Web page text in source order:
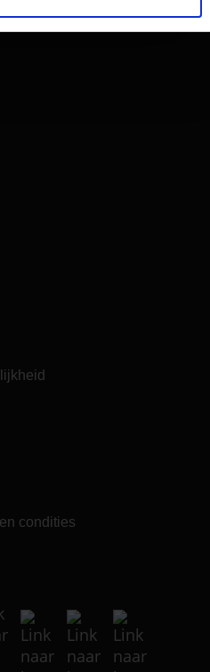
naar externe website)
website)
naar externe website)
condities